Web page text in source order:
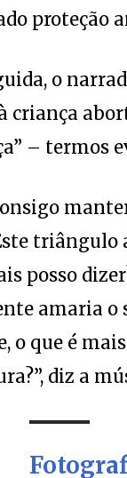
proteção
o
criança
– termos
triângulo
posso
amaria o
o que é
diz a